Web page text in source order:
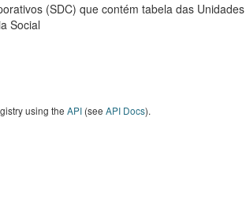
(SDC) que contém tabela das
Social
using the API (see API Docs).